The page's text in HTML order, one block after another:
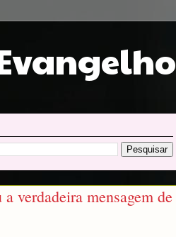
verdadeira mensagem de